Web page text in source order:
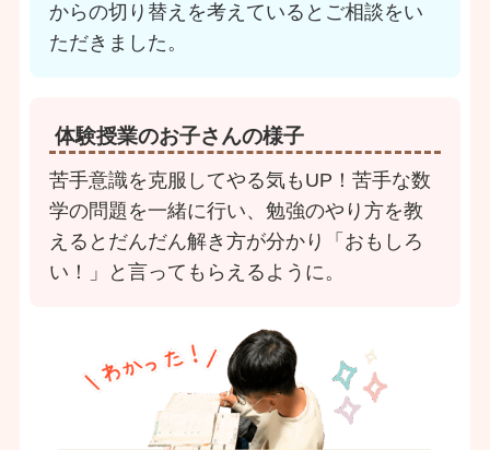
からの切り替えを考えているとご相談をい
ただきました。
体験授業のお子さんの様子
苦手意識を克服してやる気もUP！苦手な数
学の問題を一緒に行い、勉強のやり方を教
えるとだんだん解き方が分かり「おもしろ
い！」と言ってもらえるように。